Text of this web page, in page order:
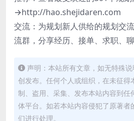
→http://hao.shejidaren.com
交流：为规划新人供给的规划交
流群，分享经历、接单、求职、聊
声明：本站所有文章，如无特殊
创发布。任何个人或组织，在未征得
制、盗用、采集、发布本站内容到任
体平台。如若本站内容侵犯了原著者
们进行处理。